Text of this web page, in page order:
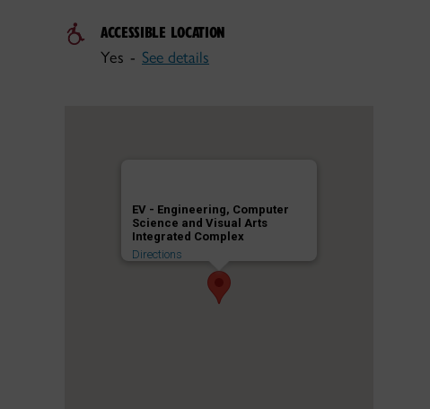
ACCESSIBLE LOCATION
Yes - See details
EV - Engineering, Computer
Science and Visual Arts
Integrated Complex
Directions